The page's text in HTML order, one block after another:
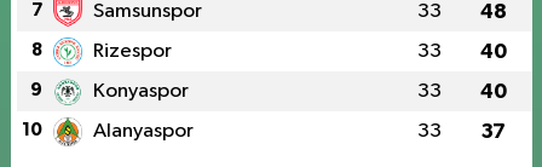
7 Samsunspor 33 48
8 Rizespor 33 40
9 Konyaspor 33 40
10 Alanyaspor 33 37